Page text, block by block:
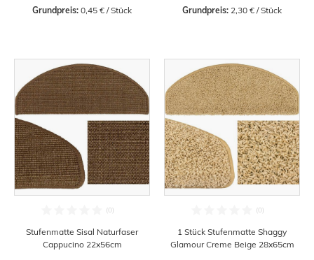
Grundpreis: 0,45 € / Stück Grundpreis: 2,30 € / Stück
Stufenmatte Sisal Naturfaser
Cappucino 22x56cm
1 Stück Stufenmatte Shaggy
Glamour Creme Beige 28x65cm